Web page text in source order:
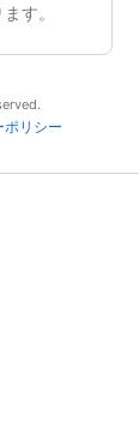
す。
ポリシー